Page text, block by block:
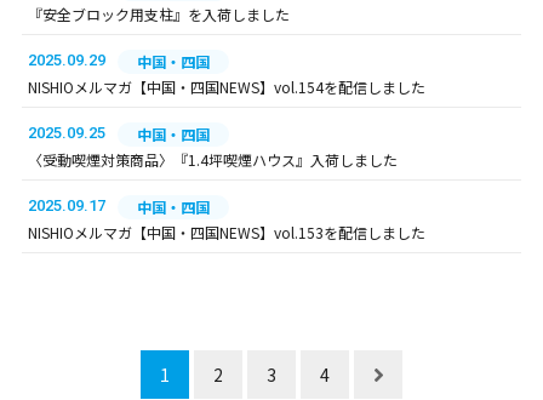
『安全ブロック用支柱』を入荷しました
2025.09.29
中国・四国
NISHIOメルマガ【中国・四国NEWS】vol.154を配信しました
2025.09.25
中国・四国
〈受動喫煙対策商品〉『1.4坪喫煙ハウス』入荷しました
2025.09.17
中国・四国
NISHIOメルマガ【中国・四国NEWS】vol.153を配信しました
1 2 3 4